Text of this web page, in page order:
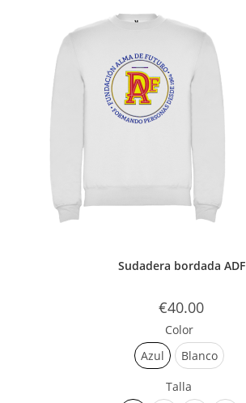
Sudadera bordada ADF
€40.00
Color
Azul
Blanco
Talla